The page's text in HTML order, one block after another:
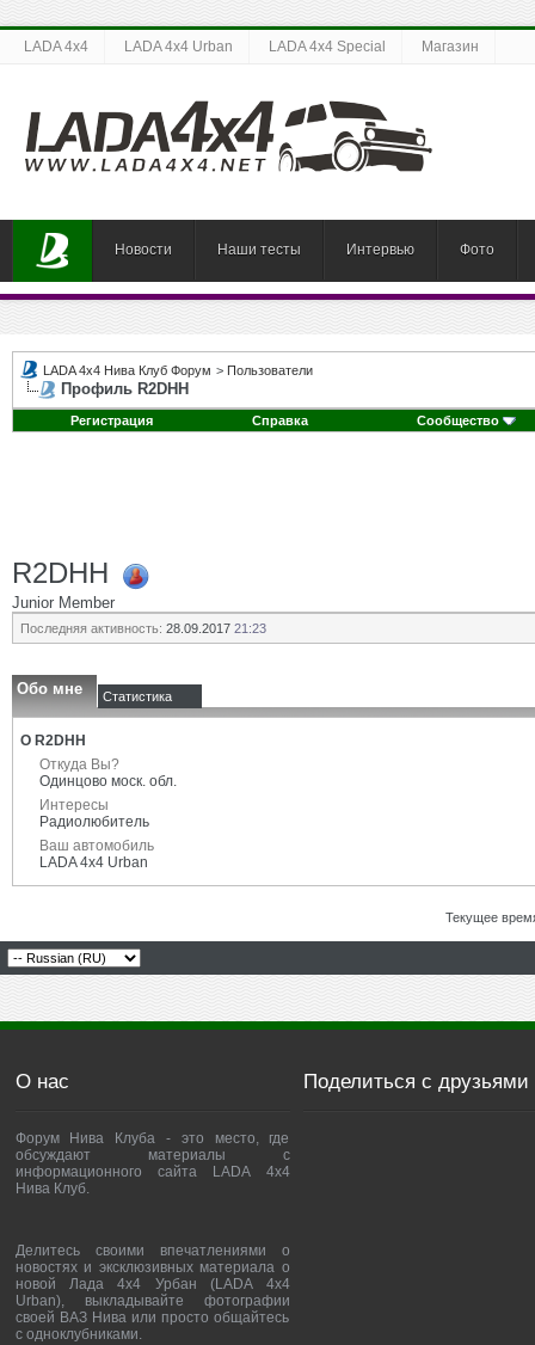
LADA 4x4 LADA 4x4 Urban LADA 4x4 Special Магазин
Новости Наши тесты Интервью Фото
LADA 4x4 Нива Клуб Форум > Пользователи
Профиль R2DHH
Регистрация Справка Сообщество
R2DHH
Junior Member
Последняя активность: 28.09.2017 21:23
Обо мне Статистика
О R2DHH
Откуда Вы?
Одинцово моск. обл.
Интересы
Радиолюбитель
Ваш автомобиль
LADA 4x4 Urban
Текущее
О нас
Форум Нива Клуба - это место, где
обсуждают материалы с
информационного сайта LADA 4x4
Нива Клуб.
Делитесь своими впечатлениями о
новостях и эксклюзивных материала о
новой Лада 4х4 Урбан (LADA 4x4
Urban), выкладывайте фотографии
своей ВАЗ Нива или просто общайтесь
с одноклубниками.
Поделиться с друзьями